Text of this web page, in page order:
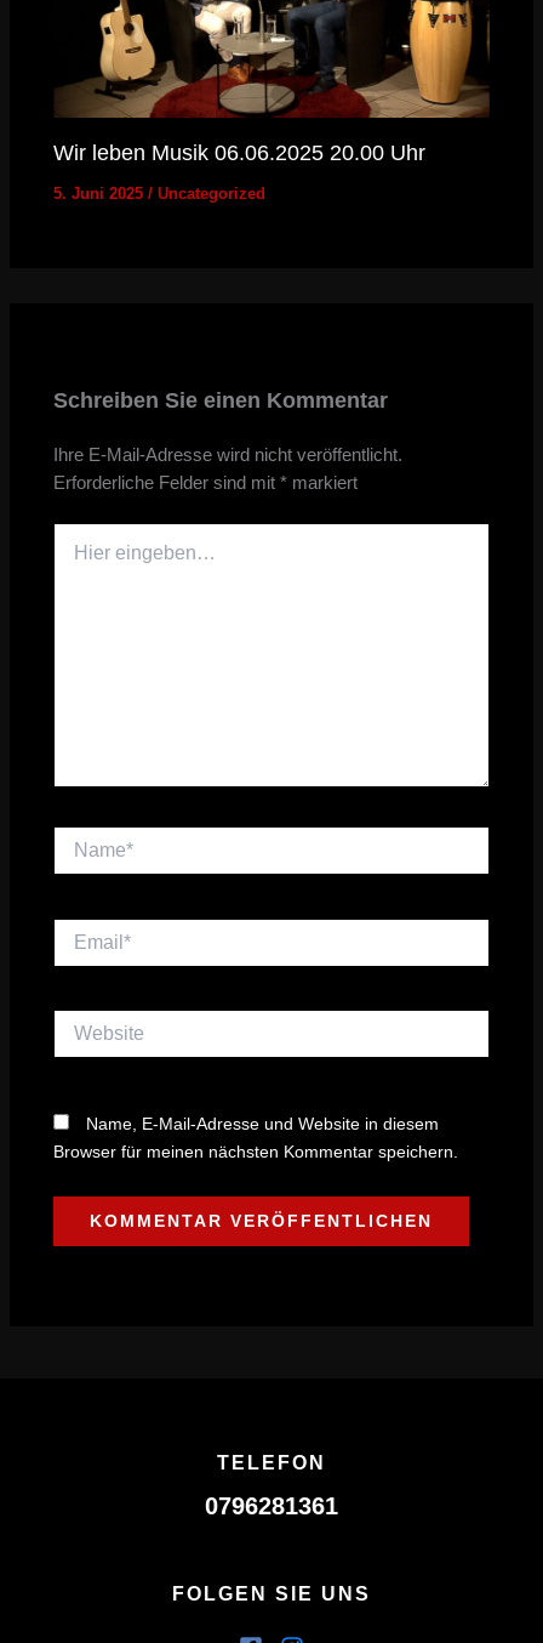
Wir leben Musik 06.06.2025 20.00 Uhr
5. Juni 2025/Uncategorized
Schreiben Sie einen Kommentar
Ihre E-Mail-Adresse wird nicht veröffentlicht.
Erforderliche Felder sind mit* markiert
eingeben…
Name*
Website
Name, E-Mail-Adresse und Website in diesem
Browser für meinen nächsten Kommentar speichern.
TELEFON
0796281361
FOLGEN SIE UNS